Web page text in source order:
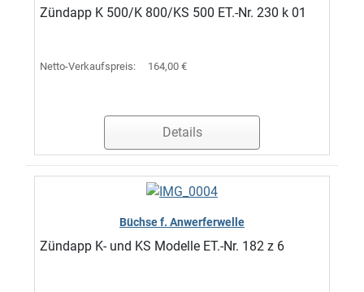
Zündapp K 500/K 800/KS 500 ET.-Nr. 230 k 01
Netto-Verkaufspreis: 164,00 €
Details
Büchse f. Anwerferwelle
Zündapp K- und KS Modelle ET.-Nr. 182 z 6